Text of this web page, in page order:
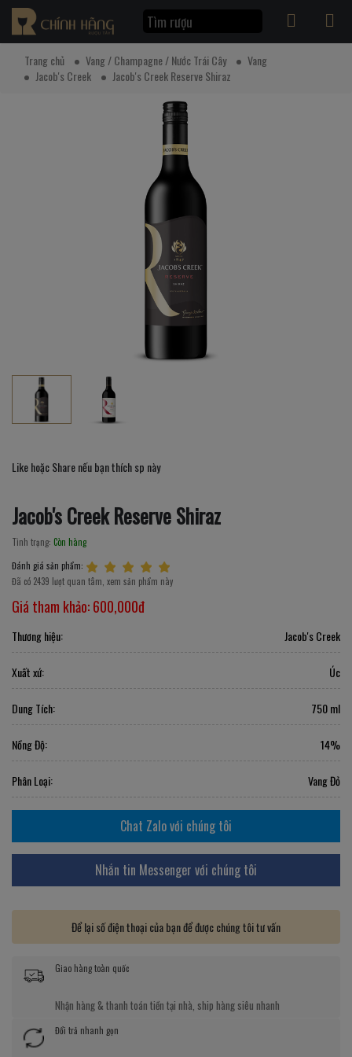
Trang chủ Vang / Champagne / Nước Trái Cây
Vang
Jacob's Creek
Jacob's Creek Reserve Shiraz
Like hoặc Share nếu bạn thích sp này
Jacob's Creek Reserve Shiraz
Tình trạng: Còn hàng
Đánh giá sản phẩm:
Đã có 2439 lượt quan tâm, xem sản phẩm này
Giá tham khảo:600,000đ
Thương hiệu: Jacob's Creek
Xuất xứ: Úc
Dung Tích: 750 ml
Nồng Độ: 14%
Phân Loại: Vang Đỏ
Chat Zalo với chúng tôi
Nhắn tin Messenger với chúng tôi
Để lại số điện thoại của bạn để được chúng tôi tư vấn
Giao hàng toàn quốc
Nhận hàng & thanh toán tiền tại nhà, ship hàng siêu nhanh
Đổi trả nhanh gọn